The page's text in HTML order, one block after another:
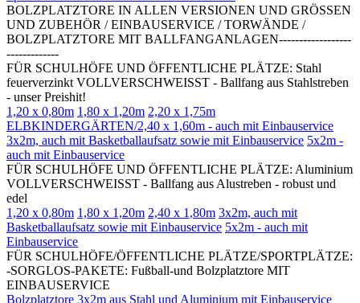
BOLZPLATZTORE IN ALLEN VERSIONEN UND GRÖSSEN
UND ZUBEHÖR / EINBAUSERVICE / TORWÄNDE /
BOLZPLATZTORE MIT BALLFANGANLAGEN------------------
-------------
FÜR SCHULHÖFE UND ÖFFENTLICHE PLÄTZE: Stahl
feuerverzinkt VOLLVERSCHWEISST - Ballfang aus Stahlstreben
- unser Preishit!
1,20 x 0,80m 1,80 x 1,20m 2,20 x 1,75m
ELBKINDERGÄRTEN/2,40 x 1,60m - auch mit Einbauservice
3x2m, auch mit Basketballaufsatz sowie mit Einbauservice 5x2m -
auch mit Einbauservice
FÜR SCHULHÖFE UND ÖFFENTLICHE PLÄTZE: Aluminium
VOLLVERSCHWEISST - Ballfang aus Alustreben - robust und
edel
1,20 x 0,80m 1,80 x 1,20m 2,40 x 1,80m 3x2m, auch mit
Basketballaufsatz sowie mit Einbauservice 5x2m - auch mit
Einbauservice
FÜR SCHULHÖFE/ÖFFENTLICHE PLÄTZE/SPORTPLÄTZE:
-SORGLOS-PAKETE: Fußball-und Bolzplatztore MIT
EINBAUSERVICE
Bolzplatztore 3x2m aus Stahl und Aluminium mit Einbauservice